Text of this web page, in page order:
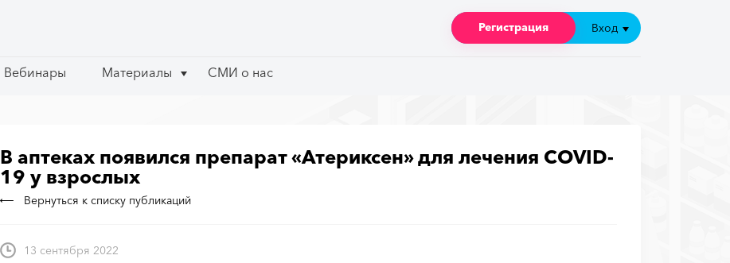
Вебинары Материалы СМИ о нас
Регистрация Вход
Вебинары Материалы СМИ о нас
Регистрация Вход
В аптеках появился препарат «Атериксен» для лечения COVID-
19 у взрослых
Вернуться к списку публикаций
13 сентября 2022